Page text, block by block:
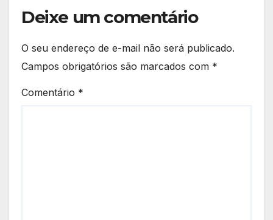
Deixe um comentário
O seu endereço de e-mail não será publicado.
Campos obrigatórios são marcados com *
Comentário *